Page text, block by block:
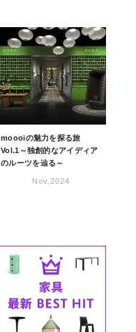
moooiの魅力を探る旅
Vol.1～独創的なアイディア
のルーツを辿る～
Nov,2024